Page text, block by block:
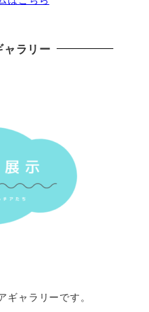
ャラリー
ギャラリーです。